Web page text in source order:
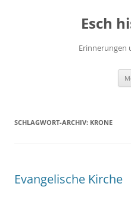
Esch
Erinnerungen
SCHLAGWORT-ARCHIV: KRONE
Evangelische Kirche